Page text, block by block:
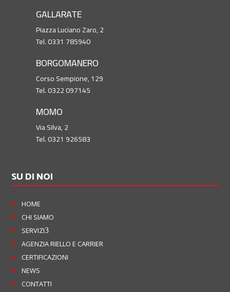
GALLARATE
Piazza Luciano Zaro, 2
Tel. 0331 785940
BORGOMANERO
Corso Sempione, 129
Tel. 0322 097145
MOMO
Via Silva, 2
Tel. 0321 926583
SU DI NOI
HOME
CHI SIAMO
SERVIZI3
AGENZIA RIELLO E CARRIER
CERTIFICAZIONI
NEWS
CONTATTI